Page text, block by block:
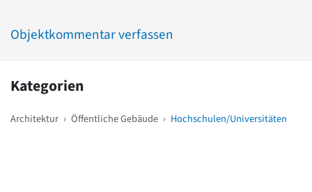
Objektkommentar verfassen
Kategorien
Architektur › Öffentliche Gebäude › Hochschulen/Universitäten